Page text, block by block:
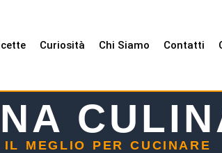
Curiosità Chi Siamo Contatti
IL MEGLIO PER CUCINARE